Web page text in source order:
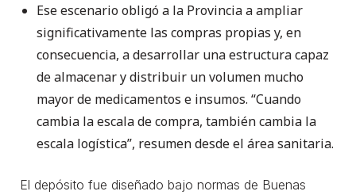
Ese escenario obligó a la Provincia a ampliar
significativamente las compras propias y, en
consecuencia, a desarrollar una estructura capaz
de almacenar y distribuir un volumen mucho
mayor de medicamentos e insumos. “Cuando
cambia la escala de compra, también cambia la
escala logística”, resumen desde el área sanitaria.
El depósito fue diseñado bajo normas de Buenas